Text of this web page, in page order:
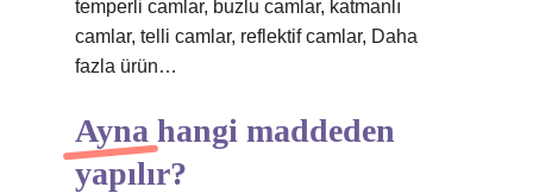
temperli camlar, buzlu camlar, katmanlı
camlar, telli camlar, reflektif camlar, Daha
fazla ürün…
Ayna hangi maddeden
yapılır?